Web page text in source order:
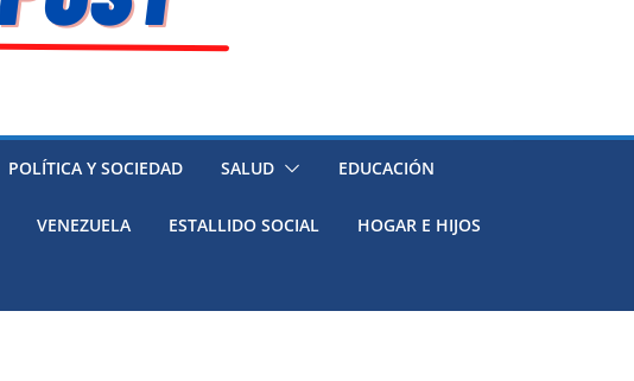
POLÍTICA Y SOCIEDAD SALUD EDUCACIÓN
VENEZUELA ESTALLIDO SOCIAL HOGAR E HIJOS